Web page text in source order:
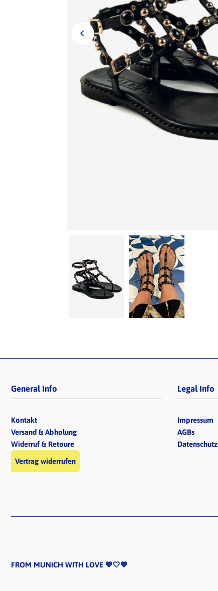
General Info
Kontakt
Versand & Abholung
Widerruf & Retoure
Vertrag widerrufen
Legal Info
Impressum
AGBs
Datenschutz
FROM MUNICH WITH LOVE 💙🤍💙